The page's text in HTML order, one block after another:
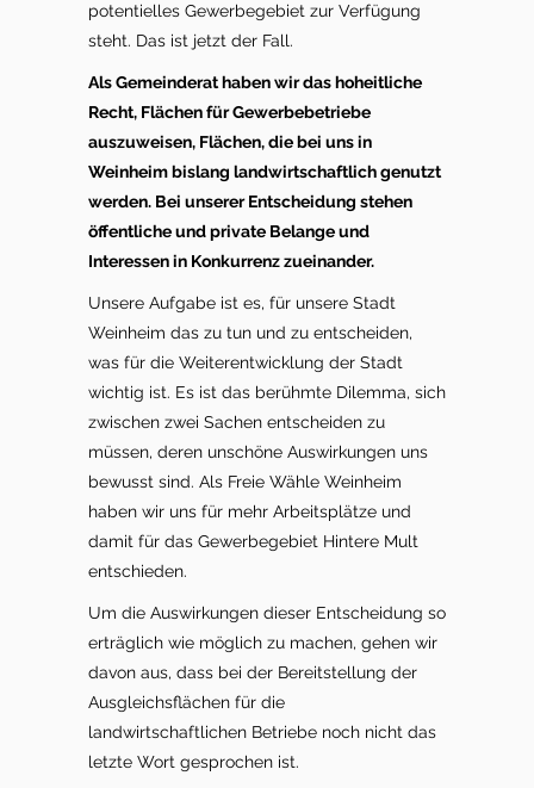
potentielles Gewerbegebiet zur Verfügung
steht. Das ist jetzt der Fall.
Als Gemeinderat haben wir das hoheitliche
Recht, Flächen für Gewerbebetriebe
auszuweisen, Flächen, die bei uns in
Weinheim bislang landwirtschaftlich genutzt
werden. Bei unserer Entscheidung stehen
öffentliche und private Belange und
Interessen in Konkurrenz zueinander.
Unsere Aufgabe ist es, für unsere Stadt
Weinheim das zu tun und zu entscheiden,
was für die Weiterentwicklung der Stadt
wichtig ist. Es ist das berühmte Dilemma, sich
zwischen zwei Sachen entscheiden zu
müssen, deren unschöne Auswirkungen uns
bewusst sind. Als Freie Wähle Weinheim
haben wir uns für mehr Arbeitsplätze und
damit für das Gewerbegebiet Hintere Mult
entschieden.
Um die Auswirkungen dieser Entscheidung so
erträglich wie möglich zu machen, gehen wir
davon aus, dass bei der Bereitstellung der
Ausgleichsflächen für die
landwirtschaftlichen Betriebe noch nicht das
letzte Wort gesprochen ist.